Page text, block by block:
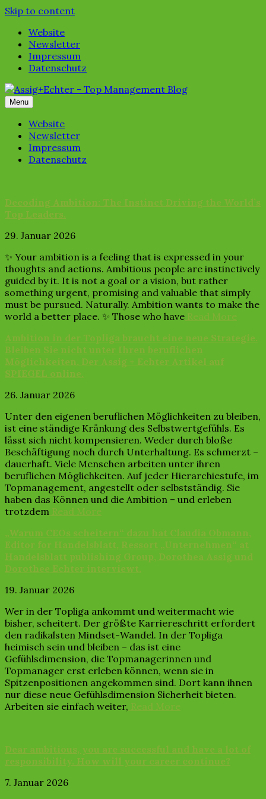
Skip to content
Website
Newsletter
Impressum
Datenschutz
Menu
Website
Newsletter
Impressum
Datenschutz
Decoding Ambition: The Instinct Driving the World’s
Top Leaders.
29. Januar 2026
✨ Your ambition is a feeling that is expressed in your
thoughts and actions. Ambitious people are instinctively
guided by it. It is not a goal or a vision, but rather
something urgent, promising and valuable that simply
must be pursued. Naturally. Ambition wants to make the
world a better place. ✨ Those who have Read More
Ambition in der Topliga braucht eine neue Strategie.
Bleiben Sie nicht unter Ihren beruflichen
Möglichkeiten. Der Assig + Echter Artikel auf
SPIEGEL online.
26. Januar 2026
Unter den eigenen beruflichen Möglichkeiten zu bleiben,
ist eine ständige Kränkung des Selbstwertgefühls. Es
lässt sich nicht kompensieren. Weder durch bloße
Beschäftigung noch durch Unterhaltung. Es schmerzt –
dauerhaft. Viele Menschen arbeiten unter ihren
beruflichen Möglichkeiten. Auf jeder Hierarchiestufe, im
Topmanagement, angestellt oder selbstständig. Sie
haben das Können und die Ambition – und erleben
trotzdem Read More
„Warum CEOs scheitern“ dazu hat Claudia Obmann,
Editor for Handelsblatt, Ressort „Unternehmen“ at
Handelsblatt publishing Group, Dorothea Assig und
Dorothee Echter interviewt.
19. Januar 2026
Wer in der Topliga ankommt und weitermacht wie
bisher, scheitert. Der größte Karriereschritt erfordert
den radikalsten Mindset-Wandel. In der Topliga
heimisch sein und bleiben – das ist eine
Gefühlsdimension, die Topmanagerinnen und
Topmanager erst erleben können, wenn sie in
Spitzenpositionen angekommen sind. Dort kann ihnen
nur diese neue Gefühlsdimension Sicherheit bieten.
Arbeiten sie einfach weiter, Read More
Dear ambitious, you are successful and have a lot of
responsibility. How will your career continue?
7. Januar 2026